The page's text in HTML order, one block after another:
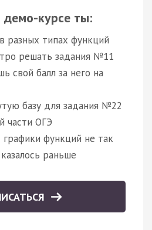
демо-курсе ты:
разных типах функций
решать задания №11
свой балл за него на
базу для задания №22
части ОГЭ
функций не так
раньше